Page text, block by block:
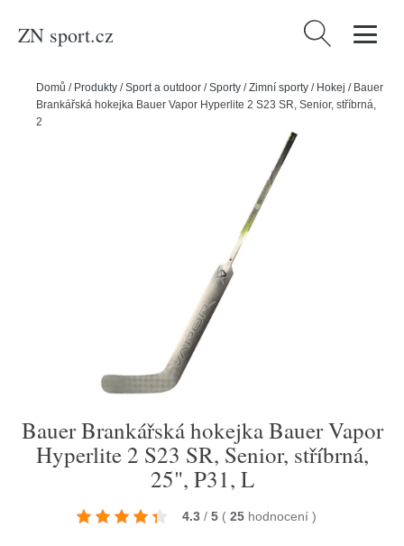
ZN sport.cz Vyhledávání
Domů / Produkty /Sport a outdoor /Sporty /Zimní sporty / Hokej / Bauer
Brankářská hokejka Bauer Vapor Hyperlite 2 S23 SR, Senior, stříbrná,
25", P31, L
Bauer Brankářská hokejka Bauer Vapor
Hyperlite 2 S23 SR, Senior, stříbrná,
25", P31, L
4.3 / 5 ( 25 hodnocení )